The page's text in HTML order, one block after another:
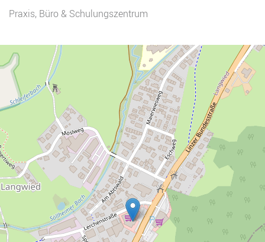
Praxis, Büro & Schulungszentrum